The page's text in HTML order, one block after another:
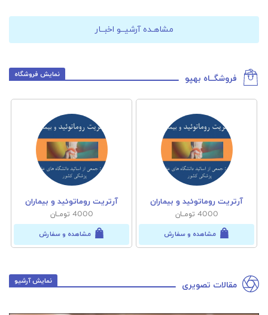
مشاهـده آرشیــو اخبــار
فروشگــاه بهپو نمایش فروشگاه
آرتریت روماتوئید و بیماران
4000 تومــان
مشاهده و سفارش
آرتریت روماتوئید و بیماران
4000 تومــان
مشاهده و سفارش
مقالات تصویری نمایش آرشیو